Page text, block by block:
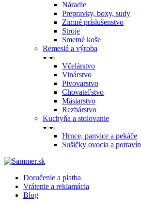
Náradie
Prepravky, boxy, sudy
Zimné príslušenstvo
Stroje
Smetné koše
Remeslá a výroba
Včelárstvo
Vinárstvo
Pivovarstvo
Chovateľstvo
Mäsiarstvo
Rezbárstvo
Kuchyňa a stolovanie
Hrnce, panvice a pekáče
Sušičky ovocia a potravín
Doručenie a platba
Vrátenie a reklamácia
Blog